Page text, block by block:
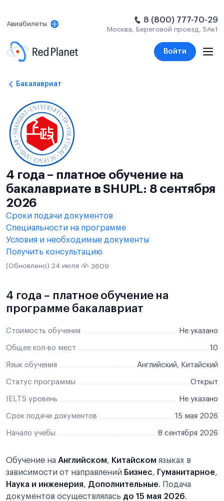
Авиабилеты 8 (800) 777-70-29
Москва, Береговой проезд, 5Ак1
Войти
Бакалавриат
4 года – платное обучение на
бакалавриате в SHUPL: 8 сентября
2026
Сроки подачи документов
Специальности на программе
Условия и необходимые документы
Получить консультацию
(Обновлено) 24 июля 3609
4 года – платное обучение на
программе бакалавриат
Стоимость обучения Не указано
Общее кол-во мест 10
Язык обучения Английский, Китайский
Статус программы Открыт
IELTS уровень Не указано
Срок подачи документов 15 мая 2026
Начало учебы 8 сентября 2026
Обучение на Английском, Китайском языках в
зависимости от направлений Бизнес, Гуманитарное,
Наука и инженерия, Дополнительные. Подача
документов осуществлялась до 15 мая 2026.